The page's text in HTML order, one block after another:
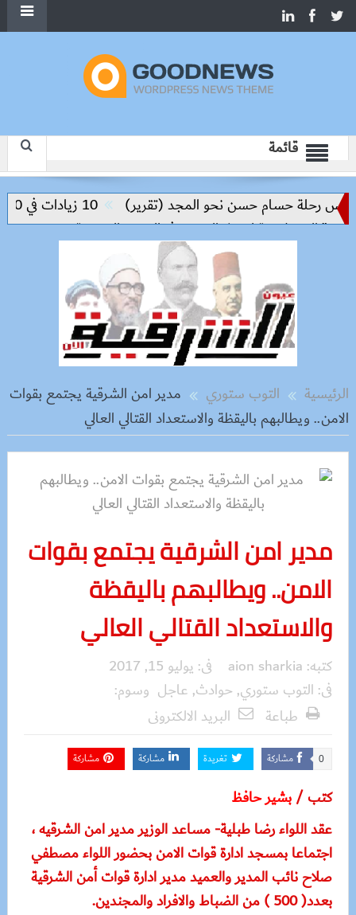
قائمة
رحلة حسام حسن نحو المجد (تقرير) 10 زيادات في 10 سنوات.. هل حان الوقت لرفع دعم البنزين نهائيا؟
الرئيسية التوب ستوري
مدير امن الشرقية يجتمع بقوات
الامن.. ويطالبهم باليقظة والاستعداد القتالي العالي
مدير امن الشرقية يجتمع بقوات
الامن.. ويطالبهم باليقظة
والاستعداد القتالي العالي
كتبه: aion sharkia فى: يوليو 15, 2017
فى: التوب ستوري, حوادث, عاجل وسوم:
طباعة
البريد الالكترونى
مشاركة 0 تغريدة مشاركة مشاركة
كتب /بشير حافظ
عقد اللواء رضا طبلية- مساعد الوزير مدير امن الشرقيه ،
اجتماعا بمسجد ادارة قوات الامن بحضور اللواء مصطفي
صلاح نائب المدير والعميد مدير ادارة قوات أمن الشرقية
بعدد( 500 ) من الضباط والافراد والمجندين.